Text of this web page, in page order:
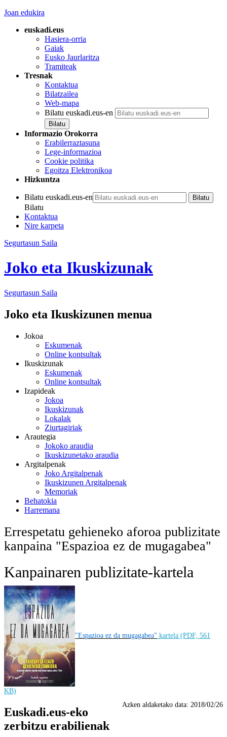
Joan edukira
euskadi.eus
Hasiera-orria
Gaiak
Eusko Jaurlaritza
Tramiteak
Tresnak
Kontaktua
Bilatzailea
Web-mapa
Bilatu euskadi.eus-en
Informazio Orokorra
Erabilerraztasuna
Lege-informazioa
Cookie politika
Egoitza Elektronikoa
Hizkuntza
Bilatu euskadi.eus-en
Bilatu
Kontaktua
Nire karpeta
Segurtasun Saila
Joko eta Ikuskizunak
Segurtasun Saila
Joko eta Ikuskizunen menua
Jokoa
Eskumenak
Online kontsultak
Ikuskizunak
Eskumenak
Online kontsultak
Izapideak
Jokoa
Ikuskizunak
Lokalak
Ziurtagiriak
Arautegia
Jokoko araudia
Ikuskizunetako araudia
Argitalpenak
Joko Argitalpenak
Ikuskizunen Argitalpenak
Memoriak
Behatokia
Harremana
Errespetatu gehieneko aforoa publizitate
kanpaina "Espazioa ez de mugagabea"
Kanpainaren publizitate-kartela
"Espazioa ez da mugagabea" kartela (PDF, 561
KB)
Azken aldaketako data: 2018/02/26
Euskadi.eus-eko
zerbitzu erabilienak